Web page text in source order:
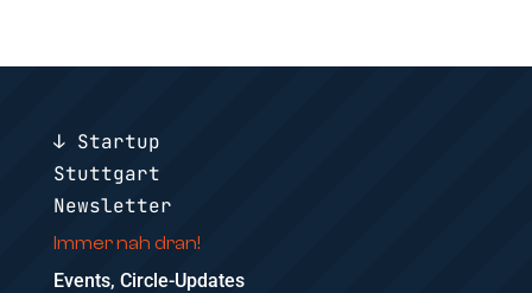
↓ Startup
Stuttgart
Newsletter
Immer nah dran!
Events, Circle-Updates